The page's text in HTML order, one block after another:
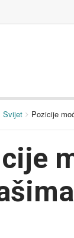
Svijet Pozicije